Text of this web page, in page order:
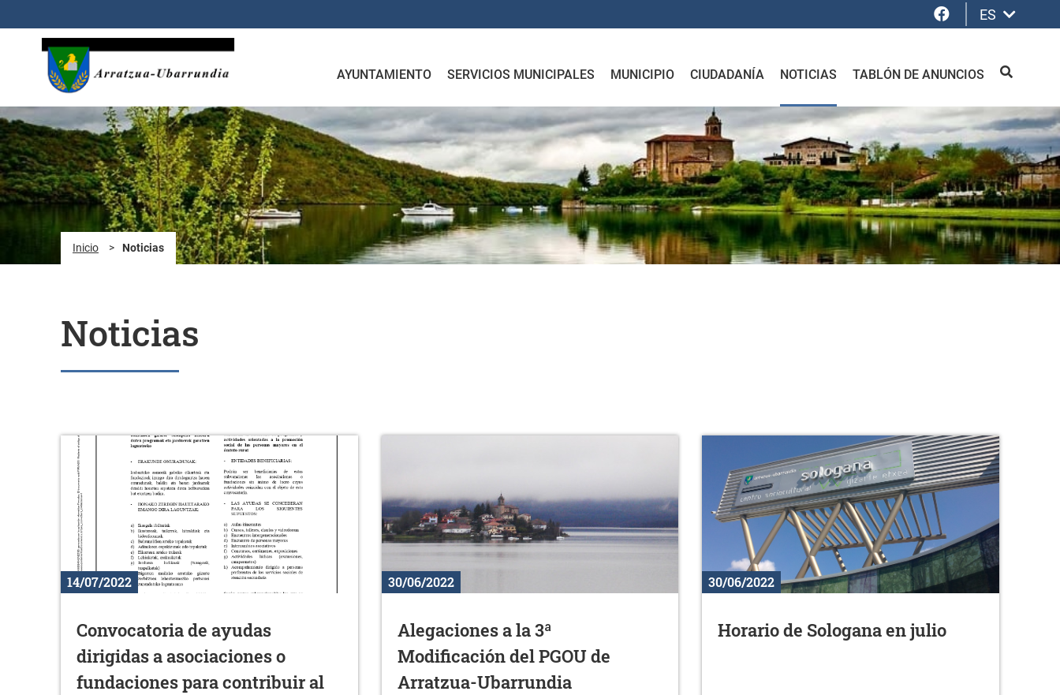
Facebook
ES
AYUNTAMIENTO SERVICIOS MUNICIPALES MUNICIPIO CIUDADANÍA NOTICIAS TABLÓN DE ANUNCIOS BUSCAR
Inicio > Noticias
Noticias
14/07/2022
Convocatoria de ayudas
dirigidas a asociaciones o
fundaciones para contribuir al
30/06/2022
Alegaciones a la 3ª
Modificación del PGOU de
Arratzua-Ubarrundia
30/06/2022
Horario de Sologana en julio